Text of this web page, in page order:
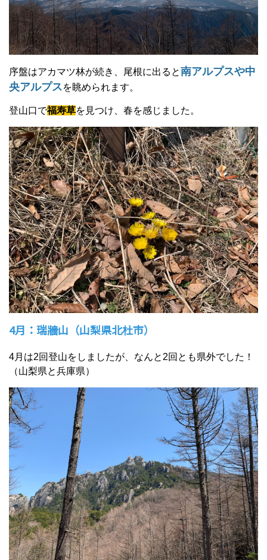
序盤はアカマツ林が続き、尾根に出ると南アルプスや中
央アルプスを眺められます。
登山口で福寿草を見つけ、春を感じました。
4月：瑞牆山（山梨県北杜市）
4月は2回登山をしましたが、なんと2回とも県外でした！
（山梨県と兵庫県）